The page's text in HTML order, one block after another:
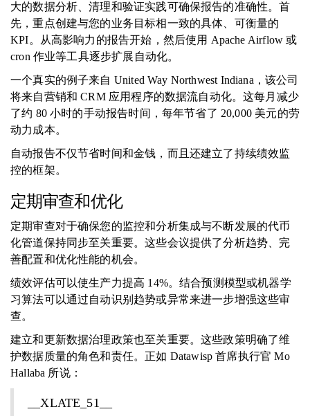
大的数据分析、清理和验证实践可确保报告的准确性。首
先，重点创建与您的业务目标相一致的具体、可衡量的
KPI。从高影响力的报告开始，然后使用 Apache Airflow 或
cron 作业等工具逐步扩展自动化。
一个真实的例子来自 United Way Northwest Indiana，该公司
将来自营销和 CRM 应用程序的数据流自动化。这每月减少
了约 80 小时的手动报告时间，每年节省了 20,000 美元的劳
动力成本。
自动报告不仅节省时间和金钱，而且还建立了持续绩效监
控的框架。
定期审查和优化
定期审查对于确保您的监控和分析集成与不断发展的代币
化管道保持同步至关重要。这些会议提供了分析趋势、完
善配置和优化性能的机会。
绩效评估可以使生产力提高 14%。结合预测模型或机器学
习算法可以通过自动识别趋势或异常来进一步增强这些审
查。
建立和更新数据治理政策也至关重要。这些政策明确了维
护数据质量的角色和责任。正如 Datawisp 首席执行官 Mo
Hallaba 所说：
__XLATE_51__